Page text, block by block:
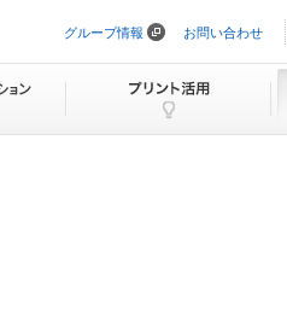
ビ
ョ
グループ情報 お問い合わせ